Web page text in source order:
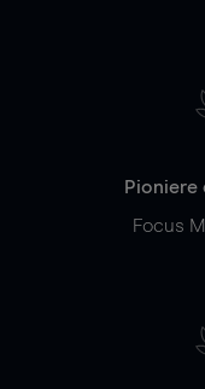
Pioniere
Focus